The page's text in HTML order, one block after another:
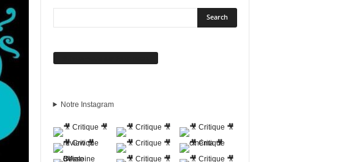
Notre Instagram